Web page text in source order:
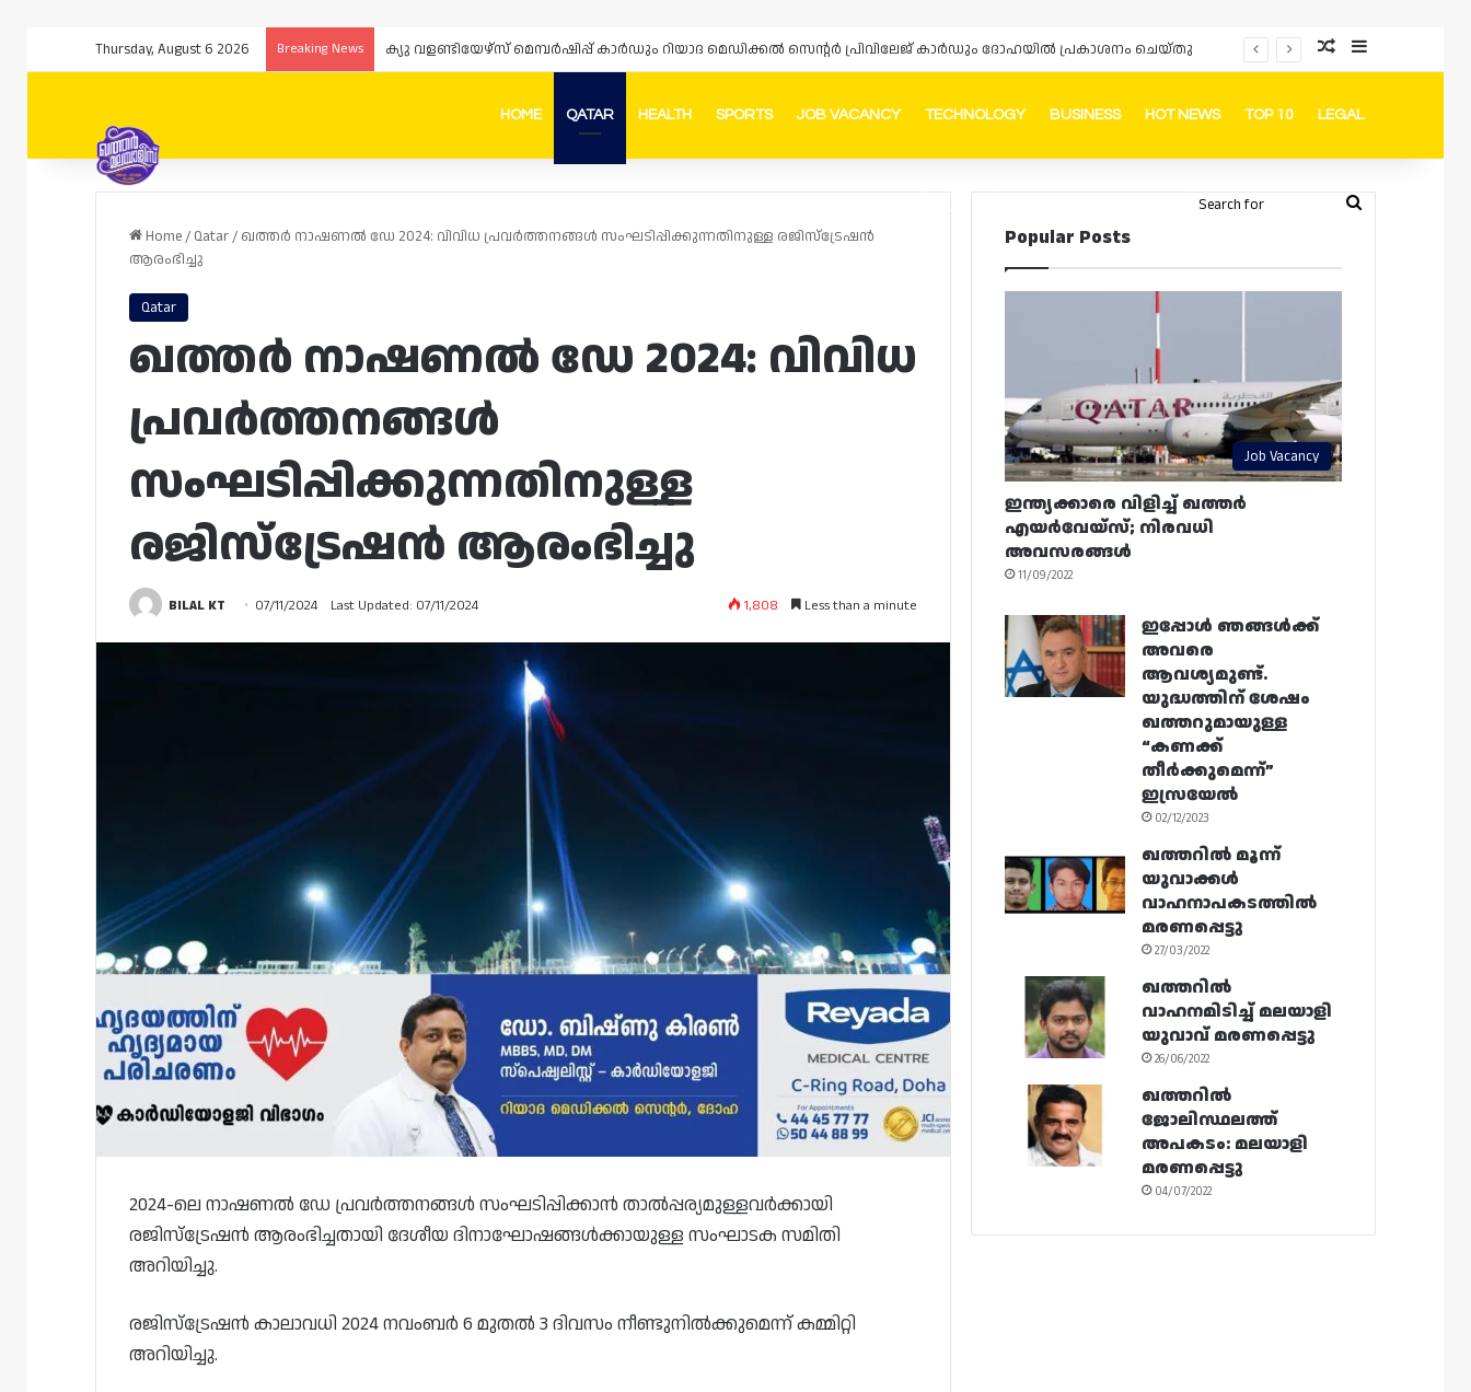
Thursday, August 6 2026 Breaking News Random Article
Sidebar
HOME QATAR HEALTH SPORTS JOB VACANCY TECHNOLOGY BUSINESS HOT NEWS TOP 10 LEGAL
FacebookInstagram
Telegram
Whatsapp Random Article
Switch skin
Search
Home/ Qatar/ ഖത്തർ നാഷണൽ ഡേ 2024: വിവിധ പ്രവർത്തനങ്ങൾ സംഘടിപ്പിക്കുന്നതിനുള്ള രജിസ്‌ട്രേഷൻ
ആരംഭിച്ചു
Qatar
ഖത്തർ നാഷണൽ ഡേ 2024: വിവിധ
പ്രവർത്തനങ്ങൾ
സംഘടിപ്പിക്കുന്നതിനുള്ള
രജിസ്‌ട്രേഷൻ ആരംഭിച്ചു
BILAL KT 07/11/2024 Last Updated: 07/11/2024 1,808 Less than a minute
2024-ലെ നാഷണൽ ഡേ പ്രവർത്തനങ്ങൾ സംഘടിപ്പിക്കാൻ താൽപ്പര്യമുള്ളവർക്കായി
രജിസ്ട്രേഷൻ ആരംഭിച്ചതായി ദേശീയ ദിനാഘോഷങ്ങൾക്കായുള്ള സംഘാടക സമിതി
അറിയിച്ചു.
രജിസ്‌ട്രേഷൻ കാലാവധി 2024 നവംബർ 6 മുതൽ 3 ദിവസം നീണ്ടുനിൽക്കുമെന്ന് കമ്മിറ്റി
അറിയിച്ചു.
Popular Posts
Job Vacancy
ഇന്ത്യക്കാരെ വിളിച്ച് ഖത്തർ
എയർവേയ്‌സ്; നിരവധി
അവസരങ്ങൾ
11/09/2022
ഇപ്പോൾ ഞങ്ങൾക്ക്
അവരെ
ആവശ്യമുണ്ട്.
യുദ്ധത്തിന് ശേഷം
ഖത്തറുമായുള്ള
“കണക്ക്
തീർക്കുമെന്ന്”
ഇസ്രയേൽ
02/12/2023
ഖത്തറിൽ മൂന്ന്
യുവാക്കൾ
വാഹനാപകടത്തിൽ
മരണപ്പെട്ടു
27/03/2022
ഖത്തറിൽ
വാഹനമിടിച്ച് മലയാളി
യുവാവ് മരണപ്പെട്ടു
26/06/2022
ഖത്തറിൽ
ജോലിസ്ഥലത്ത്
അപകടം: മലയാളി
മരണപ്പെട്ടു
04/07/2022